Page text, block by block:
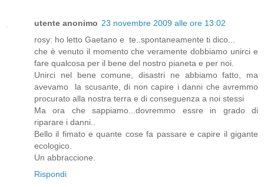
utente anonimo 23 novembre 2009 alle ore 13:02
rosy: ho letto Gaetano e te..spontaneamente ti dico...
che è venuto il momento che veramente dobbiamo unirci e
fare qualcosa per il bene del nostro pianeta e per noi.
Unirci nel bene comune, disastri ne abbiamo fatto, ma
avevamo la scusante, di non capire i danni che avremmo
procurato alla nostra terra e di conseguenza a noi stessi
Ma ora che sappiamo...dovremmo essre in grado di
riparare i danni..
Bello il fimato e quante cose fa passare e capire il gigante
ecologico.
Un abbraccione.
Rispondi